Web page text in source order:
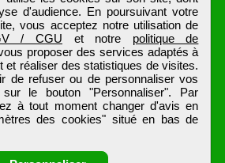
d'audience. En poursuivant votre
vous acceptez notre utilisation de
/ CGU et notre politique de
proposer des services adaptés à
et réaliser des statistiques de visites.
de refuser ou de personnaliser vos
le bouton "Personnaliser". Par
à tout moment changer d'avis en
des cookies" situé en bas de